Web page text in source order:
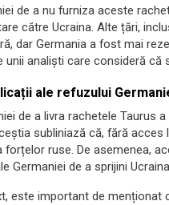
de a nu furniza aceste
către Ucraina. Alte țări,
dar Germania a fost mai
analiști care consideră că
ale refuzului
de a livra rachetele Taurus
subliniază că, fără
forțelor ruse. De asemenea,
Germaniei de a sprijini
este important de menționat